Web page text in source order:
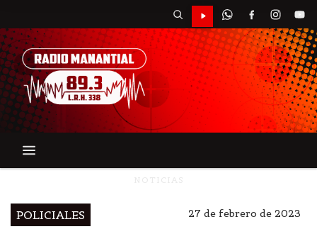
POLICIALES 27 de febrero de 2023